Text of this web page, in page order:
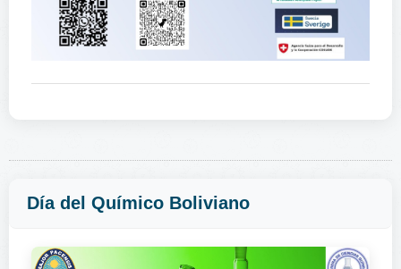
Día del Químico Boliviano